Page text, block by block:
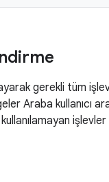
gerekli tüm
Araba kullanıcı